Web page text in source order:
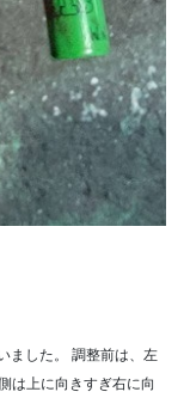
ました。
調整前は、左
は上に向きすぎ右に向